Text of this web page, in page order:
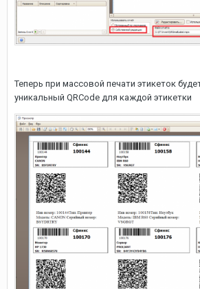
Теперь при массовой печати этикеток
уникальный QRCode для каждой этикетки